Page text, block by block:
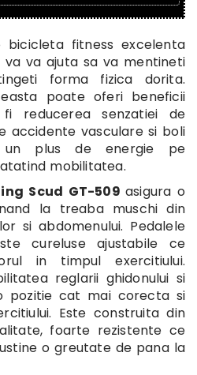
bicicleta fitness excelenta
va ajuta sa va mentineti
forma fizica dorita.
poate oferi beneficii
reducerea senzatiei de
accidente vasculare si boli
un plus de energie pe
mobilitatea.
Scud GT-509asigura o
la treaba muschi din
si abdomenului. Pedalele
cureluse ajustabile ce
in timpul exercitiului.
reglarii ghidonului si
pozitie cat mai corecta si
Este construita din
foarte rezistente ce
o greutate de pana la